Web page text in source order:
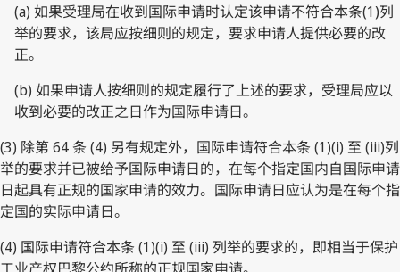
(a) 如果受理局在收到国际申请时认定该申请不符合本条(1)列
举的要求，该局应按细则的规定，要求申请人提供必要的改
正。
(b) 如果申请人按细则的规定履行了上述的要求，受理局应以
收到必要的改正之日作为国际申请日。
(3) 除第 64 条 (4) 另有规定外，国际申请符合本条 (1)(i) 至 (iii)列
举的要求并已被给予国际申请日的，在每个指定国内自国际申请
日起具有正规的国家申请的效力。国际申请日应认为是在每个指
定国的实际申请日。
(4) 国际申请符合本条 (1)(i) 至 (iii) 列举的要求的，即相当于保护